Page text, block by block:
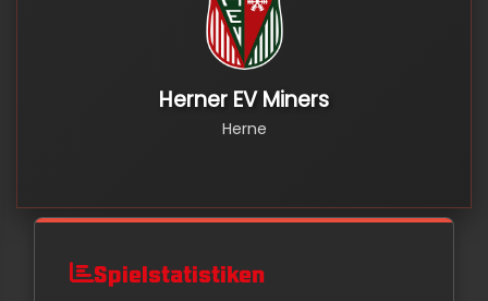
Herner EV Miners
Herne
Spielstatistiken